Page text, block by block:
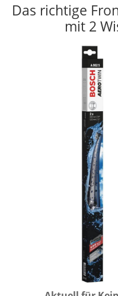
Das richtige
mit 2